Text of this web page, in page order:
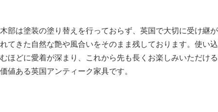
木部は塗装の塗り替えを行っておらず、英国で大切に受け継が
れてきた自然な艶や風合いをそのまま残しております。使い込
むほどに愛着が深まり、これから先も長くお楽しみいただける
価値ある英国アンティーク家具です。